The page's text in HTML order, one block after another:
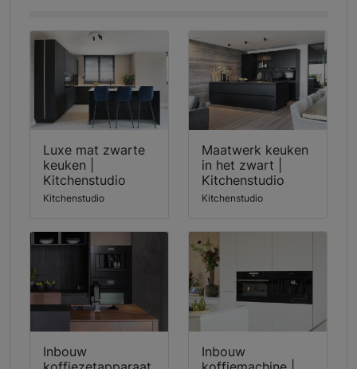
Luxe mat zwarte
keuken |
Kitchenstudio
Kitchenstudio
Maatwerk keuken
in het zwart |
Kitchenstudio
Kitchenstudio
Inbouw
Inbouw